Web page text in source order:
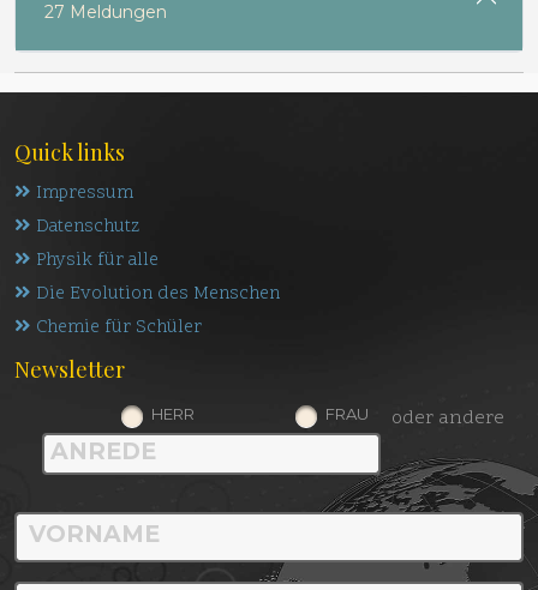
27 Meldungen
Quick links
Impressum
Datenschutz
Physik für alle
Die Evolution des Menschen
Chemie für Schüler
Newsletter
HERR FRAU oder andere